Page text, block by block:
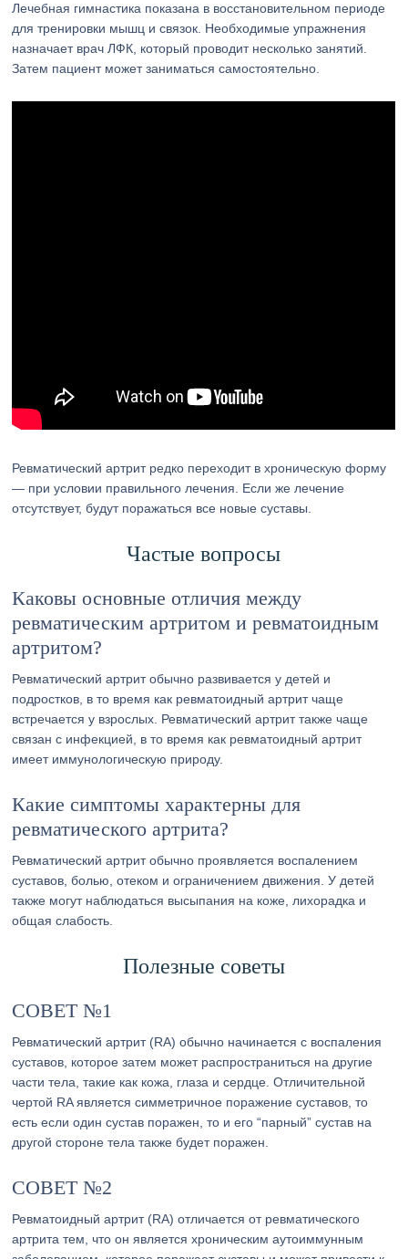
Лечебная гимнастика показана в восстановительном периоде
для тренировки мышц и связок. Необходимые упражнения
назначает врач ЛФК, который проводит несколько занятий.
Затем пациент может заниматься самостоятельно.
Ревматический артрит редко переходит в хроническую форму
— при условии правильного лечения. Если же лечение
отсутствует, будут поражаться все новые суставы.
Частые вопросы
Каковы основные отличия между
ревматическим артритом и ревматоидным
артритом?
Ревматический артрит обычно развивается у детей и
подростков, в то время как ревматоидный артрит чаще
встречается у взрослых. Ревматический артрит также чаще
связан с инфекцией, в то время как ревматоидный артрит
имеет иммунологическую природу.
Какие симптомы характерны для
ревматического артрита?
Ревматический артрит обычно проявляется воспалением
суставов, болью, отеком и ограничением движения. У детей
также могут наблюдаться высыпания на коже, лихорадка и
общая слабость.
Полезные советы
СОВЕТ №1
Ревматический артрит (RA) обычно начинается с воспаления
суставов, которое затем может распространиться на другие
части тела, такие как кожа, глаза и сердце. Отличительной
чертой RA является симметричное поражение суставов, то
есть если один сустав поражен, то и его “парный” сустав на
другой стороне тела также будет поражен.
СОВЕТ №2
Ревматоидный артрит (RА) отличается от ревматического
артрита тем, что он является хроническим аутоиммунным